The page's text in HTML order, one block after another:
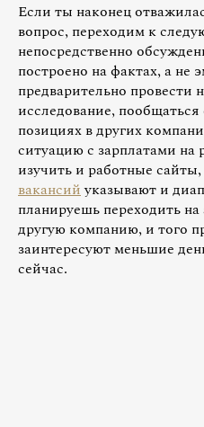
Если ты наконец
вопрос, переходим к
непосредственно
построено на фактах, а не
предварительно провести
исследование,
позициях в других
ситуацию с зарплатами на
изучить и работные
вакансийуказывают и
планируешь переходить
другую компанию, и того
заинтересуют меньшие
сейчас.